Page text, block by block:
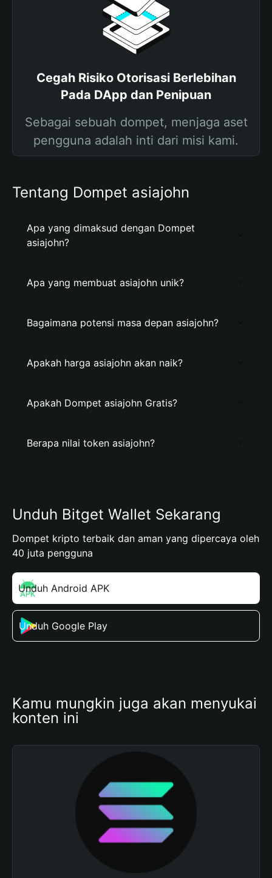
Cegah Risiko Otorisasi Berlebihan
Pada DApp dan Penipuan
Sebagai sebuah dompet, menjaga aset
pengguna adalah inti dari misi kami.
Tentang Dompet asiajohn
Apa yang dimaksud dengan Dompet
asiajohn?
Apa yang membuat asiajohn unik?
Bagaimana potensi masa depan asiajohn?
Apakah harga asiajohn akan naik?
Apakah Dompet asiajohn Gratis?
Berapa nilai token asiajohn?
Unduh Bitget Wallet Sekarang
Dompet kripto terbaik dan aman yang dipercaya oleh
40 juta pengguna
Unduh Android APK
Unduh Google Play
Kamu mungkin juga akan menyukai
konten ini